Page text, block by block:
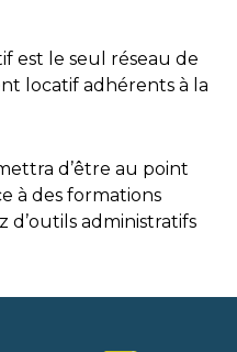
est le seul réseau de
locatif adhérents à la
d’être au point
à des formations
d’outils administratifs